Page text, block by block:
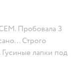
Пробовала 3
Строго
лапки под